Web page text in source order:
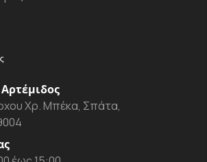
Χρ. Μπέκα, Σπάτα,